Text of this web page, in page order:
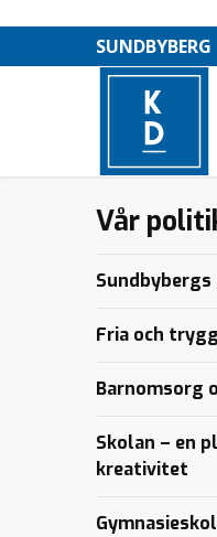
SUNDBYBERG
Vår
Sundbybergs
Fria och
Barnomsorg
Skolan – en
kreativitet
valfrihet
med LOV i